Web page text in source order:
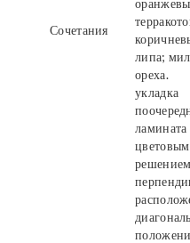
Сочетания
липа;
ореха.
укладка
цветовым